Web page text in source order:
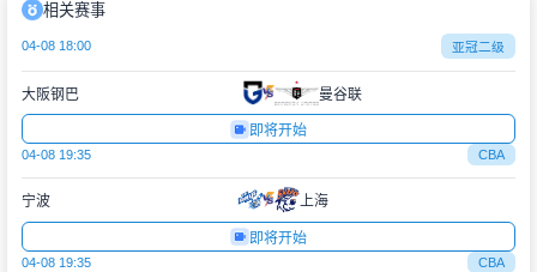
相关赛事
04-08 18:00 亚冠二级
大阪钢巴 曼谷联
即将开始
04-08 19:35 CBA
宁波 上海
即将开始
04-08 19:35 CBA